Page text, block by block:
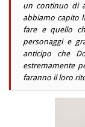
un continuo di
abbiamo capito
fare e quello
personaggi e
anticipo che
estremamente
faranno il loro